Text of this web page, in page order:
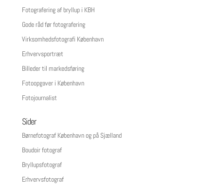
Fotografering af bryllup i KBH
Gode råd før fotografering
Virksomhedsfotografi København
Erhvervsportræt
Billeder til markedsføring
Fotoopgaver i København
Fotojournalist
Sider
Børnefotograf København og på Sjælland
Boudoir fotograf
Bryllupsfotograf
Erhvervsfotograf